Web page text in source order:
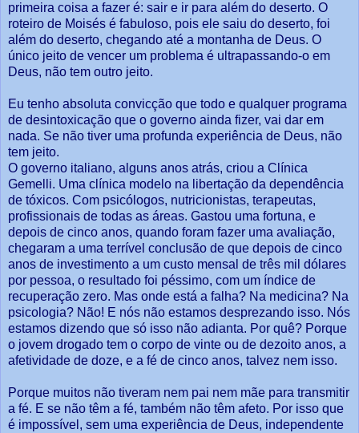
primeira coisa a fazer é: sair e ir para além do deserto. O
roteiro de Moisés é fabuloso, pois ele saiu do deserto, foi
além do deserto, chegando até a montanha de Deus. O
único jeito de vencer um problema é ultrapassando-o em
Deus, não tem outro jeito.
Eu tenho absoluta convicção que todo e qualquer programa
de desintoxicação que o governo ainda fizer, vai dar em
nada. Se não tiver uma profunda experiência de Deus, não
tem jeito.
O governo italiano, alguns anos atrás, criou a Clínica
Gemelli. Uma clínica modelo na libertação da dependência
de tóxicos. Com psicólogos, nutricionistas, terapeutas,
profissionais de todas as áreas. Gastou uma fortuna, e
depois de cinco anos, quando foram fazer uma avaliação,
chegaram a uma terrível conclusão de que depois de cinco
anos de investimento a um custo mensal de três mil dólares
por pessoa, o resultado foi péssimo, com um índice de
recuperação zero. Mas onde está a falha? Na medicina? Na
psicologia? Não! E nós não estamos desprezando isso. Nós
estamos dizendo que só isso não adianta. Por quê? Porque
o jovem drogado tem o corpo de vinte ou de dezoito anos, a
afetividade de doze, e a fé de cinco anos, talvez nem isso.
Porque muitos não tiveram nem pai nem mãe para transmitir
a fé. E se não têm a fé, também não têm afeto. Por isso que
é impossível, sem uma experiência de Deus, independente